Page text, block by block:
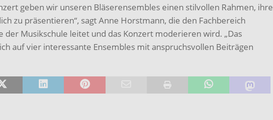
geben wir unseren Bläserensembles einen stilvollen Rahmen, ihre
zu präsentieren“, sagt Anne Horstmann, die den Fachbereich
der Musikschule leitet und das Konzert moderieren wird. „Das
auf vier interessante Ensembles mit anspruchsvollen Beiträgen